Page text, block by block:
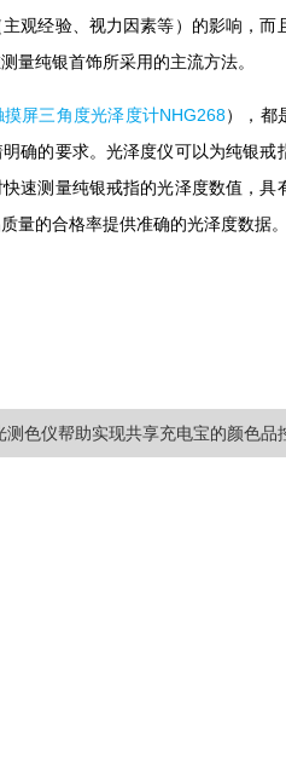
观经验、视力因素等）的影响，
量纯银首饰所采用的主流方法。
摸屏三角度光泽度计NHG268），都
确的要求。光泽度仪可以为纯银
速测量纯银戒指的光泽度数值，
量的合格率提供准确的光泽度数据。
测色仪帮助实现共享充电宝的颜色品